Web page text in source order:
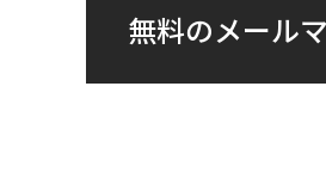
無料のメール